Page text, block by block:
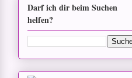
Darf ich dir beim Suchen
helfen?